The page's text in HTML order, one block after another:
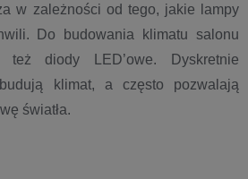
w zależności od tego, jakie lampy
Do budowania klimatu salonu
diody LED’owe. Dyskretnie
klimat, a często pozwalają
światła.